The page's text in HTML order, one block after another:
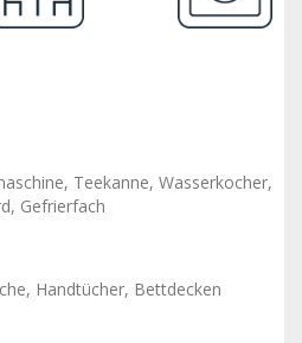
Teekanne, Wasserkocher,
Gefrierfach
Handtücher, Bettdecken